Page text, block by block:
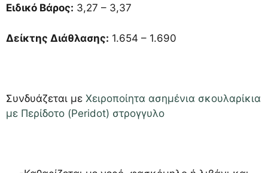
Ειδικό Βάρος: 3,27 – 3,37
Δείκτης Διάθλασης: 1.654 – 1.690
Συνδυάζεται με Χειροποίητα ασημένια σκουλαρίκια
με Περίδοτο (Peridot) στρογγυλο